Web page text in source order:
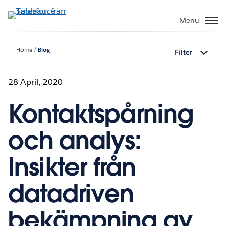
vidare
Menu
Home Blog Filter
28 April, 2020
Kontaktspårning
och analys:
Insikter från
datadriven